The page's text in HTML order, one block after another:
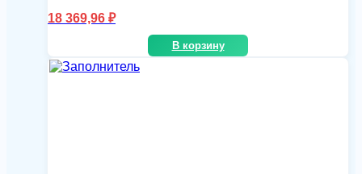
18 369,96 ₽
В корзину